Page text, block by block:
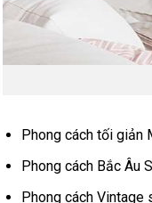
Phong cách tối giản
Phong cách Bắc Âu
Phong cách Vintage